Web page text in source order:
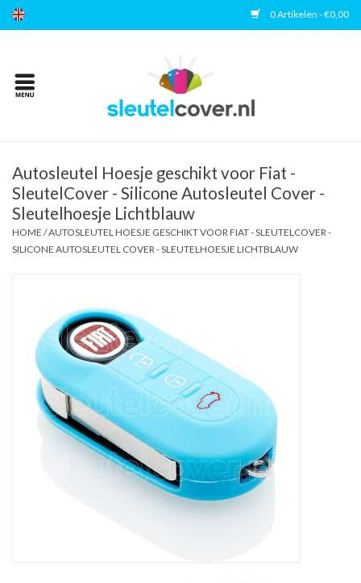
0 Artikelen - €0,00
Home
Accessoires
Veelgestelde vragen
Autosleutel Hoesje geschikt voor Fiat -
SleutelCover - Silicone Autosleutel Cover -
Sleutelhoesje Lichtblauw
HOME /AUTOSLEUTEL HOESJE GESCHIKT VOOR FIAT - SLEUTELCOVER -
SILICONE AUTOSLEUTEL COVER - SLEUTELHOESJE LICHTBLAUW